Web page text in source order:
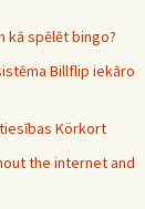
kā spēlēt bingo?
Billflip iekāro
Körkort
the internet and